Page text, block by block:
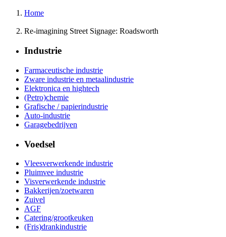
Home
Re-imagining Street Signage: Roadsworth
Industrie
Farmaceutische industrie
Zware industrie en metaalindustrie
Elektronica en hightech
(Petro)chemie
Grafische / papierindustrie
Auto-industrie
Garagebedrijven
Voedsel
Vleesverwerkende industrie
Pluimvee industrie
Visverwerkende industrie
Bakkerijen/zoetwaren
Zuivel
AGF
Catering/grootkeuken
(Fris)drankindustrie